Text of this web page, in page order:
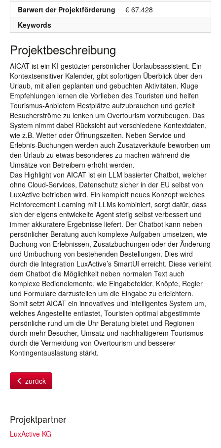
Barwert der Projektförderung
€ 67.428
Keywords
Projektbeschreibung
AICAT ist ein KI-gestüzter persönlicher Uorlaubsassistent. Ein
Kontextsensitiver Kalender, gibt sofortigen Überblick über den
Urlaub, mit allen geplanten und gebuchten Aktivitäten. Kluge
Empfehlungen lernen die Vorlieben des Touristen und helfen
Tourismus-Anbietern Restplätze aufzubrauchen und gezielt
Besucherströme zu lenken um Overtourism vorzubeugen. Das
System nimmt dabei Rücksicht auf verschiedene Kontextdaten,
wie z.B. Wetter oder Öffnungszeiten. Neben Service und
Erlebnis-Buchungen werden auch Zusatzverkäufe beworben um
den Urlaub zu etwas besonderes zu machen während die
Umsätze von Betreibern erhöht werden.
Das Highlight von AICAT ist ein LLM basierter Chatbot, welcher
ohne Cloud-Services, Datenschutz sicher in der EU selbst von
LuxActive betrieben wird. Ein komplett neues Konzept welches
Reinforcement Learning mit LLMs kombiniert, sorgt dafür, dass
sich der eigens entwickelte Agent stetig selbst verbessert und
immer akkuratere Ergebnisse liefert. Der Chatbot kann neben
persönlicher Beratung auch komplexe Aufgaben umsetzen, wie
Buchung von Erlebnissen, Zusatzbuchungen oder der Änderung
und Umbuchung von bestehenden Bestellungen. Dies wird
durch die Integration LuxActive’s SmartUI erreicht. Diese verleiht
dem Chatbot die Möglichkeit neben normalen Text auch
komplexe Bedienelemente, wie Eingabefelder, Knöpfe, Regler
und Formulare darzustellen um die Eingabe zu erleichtern.
Somit setzt AICAT ein innovatives und intelligentes System um,
welches Angestellte entlastet, Touristen optimal abgestimmte
persönliche rund um die Uhr Beratung bietet und Regionen
durch mehr Besucher, Umsatz und nachhaltigerem Tourismus
durch die Vermeidung von Overtourism und besserer
Kontingentauslastung stärkt.
zurück
Projektpartner
LuxActive KG